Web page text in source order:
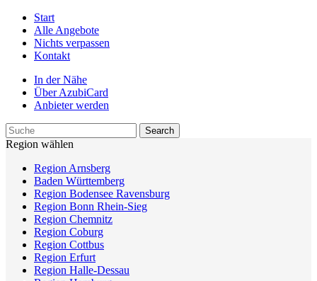
Start
Alle Angebote
Nichts verpassen
Kontakt
In der Nähe
Über AzubiCard
Anbieter werden
Region wählen
Region Arnsberg
Baden Württemberg
Region Bodensee Ravensburg
Region Bonn Rhein-Sieg
Region Chemnitz
Region Coburg
Region Cottbus
Region Erfurt
Region Halle-Dessau